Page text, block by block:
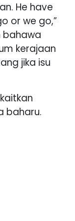
He have
or we go,”
bahawa
kerajaan
jika isu
baharu.